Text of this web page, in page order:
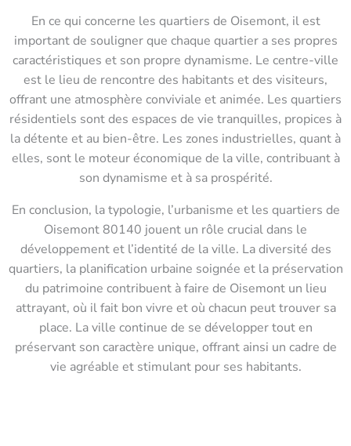
En ce qui concerne les quartiers de Oisemont, il est
important de souligner que chaque quartier a ses propres
caractéristiques et son propre dynamisme. Le centre-ville
est le lieu de rencontre des habitants et des visiteurs,
offrant une atmosphère conviviale et animée. Les quartiers
résidentiels sont des espaces de vie tranquilles, propices à
la détente et au bien-être. Les zones industrielles, quant à
elles, sont le moteur économique de la ville, contribuant à
son dynamisme et à sa prospérité.
En conclusion, la typologie, l’urbanisme et les quartiers de
Oisemont 80140 jouent un rôle crucial dans le
développement et l’identité de la ville. La diversité des
quartiers, la planification urbaine soignée et la préservation
du patrimoine contribuent à faire de Oisemont un lieu
attrayant, où il fait bon vivre et où chacun peut trouver sa
place. La ville continue de se développer tout en
préservant son caractère unique, offrant ainsi un cadre de
vie agréable et stimulant pour ses habitants.